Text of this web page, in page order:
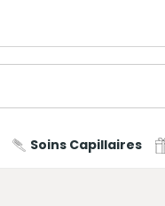
Soins Capillaires